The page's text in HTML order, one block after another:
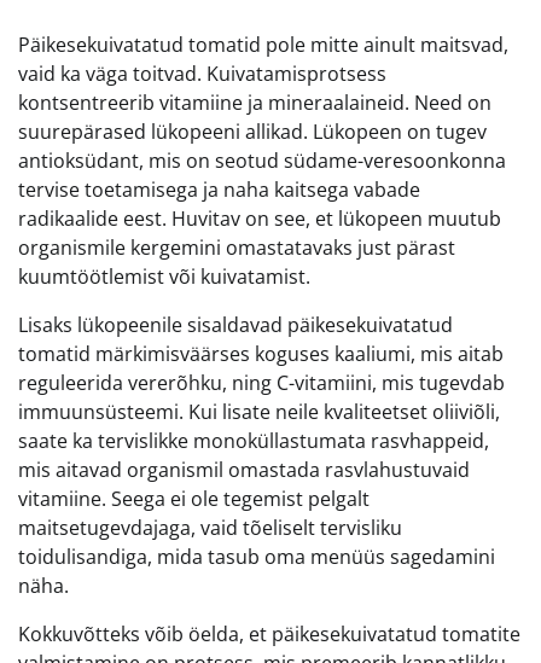
Päikesekuivatatud tomatid pole mitte ainult maitsvad,
vaid ka väga toitvad. Kuivatamisprotsess
kontsentreerib vitamiine ja mineraalaineid. Need on
suurepärased lükopeeni allikad. Lükopeen on tugev
antioksüdant, mis on seotud südame-veresoonkonna
tervise toetamisega ja naha kaitsega vabade
radikaalide eest. Huvitav on see, et lükopeen muutub
organismile kergemini omastatavaks just pärast
kuumtöötlemist või kuivatamist.
Lisaks lükopeenile sisaldavad päikesekuivatatud
tomatid märkimisväärses koguses kaaliumi, mis aitab
reguleerida vererõhku, ning C-vitamiini, mis tugevdab
immuunsüsteemi. Kui lisate neile kvaliteetset oliiviõli,
saate ka tervislikke monoküllastumata rasvhappeid,
mis aitavad organismil omastada rasvlahustuvaid
vitamiine. Seega ei ole tegemist pelgalt
maitsetugevdajaga, vaid tõeliselt tervisliku
toidulisandiga, mida tasub oma menüüs sagedamini
näha.
Kokkuvõtteks võib öelda, et päikesekuivatatud tomatite